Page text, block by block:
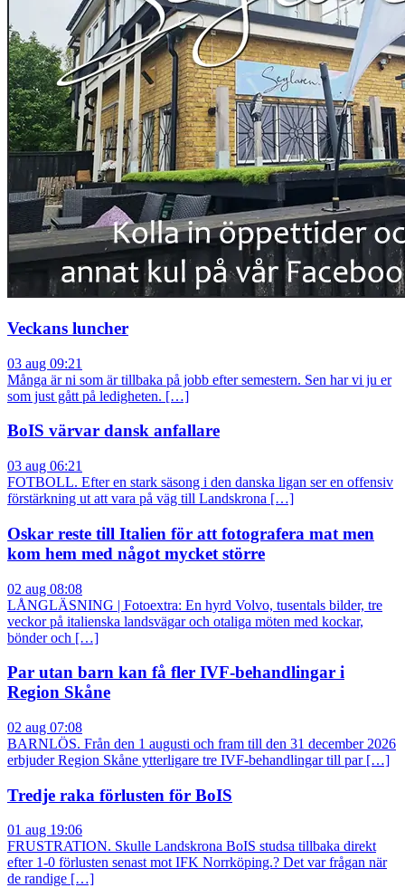
Veckans luncher
03 aug 09:21
Många är ni som är tillbaka på jobb efter semestern. Sen har vi ju er
som just gått på ledigheten. […]
BoIS värvar dansk anfallare
03 aug 06:21
FOTBOLL. Efter en stark säsong i den danska ligan ser en offensiv
förstärkning ut att vara på väg till Landskrona […]
Oskar reste till Italien för att fotografera mat men
kom hem med något mycket större
02 aug 08:08
LÅNGLÄSNING | Fotoextra: En hyrd Volvo, tusentals bilder, tre
veckor på italienska landsvägar och otaliga möten med kockar,
bönder och […]
Par utan barn kan få fler IVF-behandlingar i
Region Skåne
02 aug 07:08
BARNLÖS. Från den 1 augusti och fram till den 31 december 2026
erbjuder Region Skåne ytterligare tre IVF-behandlingar till par […]
Tredje raka förlusten för BoIS
01 aug 19:06
FRUSTRATION. Skulle Landskrona BoIS studsa tillbaka direkt
efter 1-0 förlusten senast mot IFK Norrköping.? Det var frågan när
de randige […]